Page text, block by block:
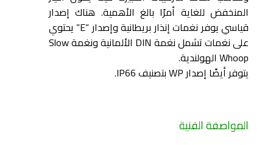
المنخفض للغاية أمرًا بالغ الأهمية. هناك إصدار
قياسي يوفر نغمات إنذار بريطانية وإصدار “E” يحتوي
على نغمات تشمل نغمة DIN الألمانية ونغمة Slow
Whoop الهولندية.
يتوفر أيضًا إصدار WP بتصنيف IP66.
المواصفة الفنية